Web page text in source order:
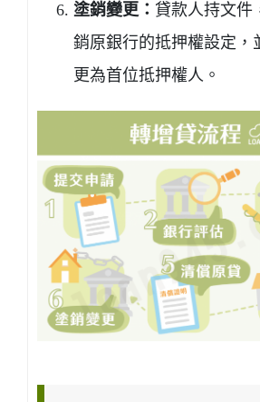
塗銷變更： 貸款人持文件
銷原銀行的抵押權設定，
更為首位抵押權人。